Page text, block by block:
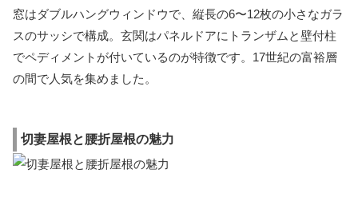
窓はダブルハングウィンドウで、縦長の6〜12枚の小さなガラ
スのサッシで構成。玄関はパネルドアにトランザムと壁付柱
でペディメントが付いているのが特徴です。17世紀の富裕層
の間で人気を集めました。
切妻屋根と腰折屋根の魅力